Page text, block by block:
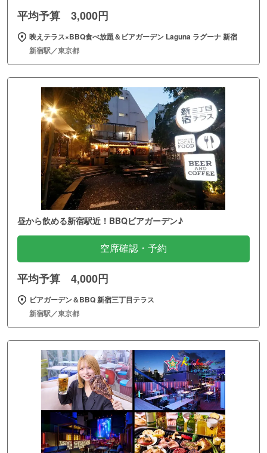
平均予算 3,000円
映えテラス×BBQ食べ放題＆ビアガーデン Laguna ラグーナ 新宿
新宿駅／東京都
昼から飲める新宿駅近！BBQビアガーデン♪
空席確認・予約
平均予算 4,000円
ビアガーデン＆BBQ 新宿三丁目テラス
新宿駅／東京都